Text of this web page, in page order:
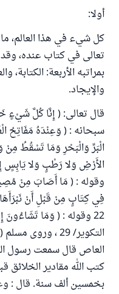
أولا:
كل شيء في هذا العالم،
تعالى في كتاب عنده،
بمراتبه الأربعة: الكتابة،
والإيجاد.
سبحانه : ( وَعِنْدَهُ مَفَاتِحُ
الْبَرِّ وَالْبَحْرِ وَمَا تَسْقُطُ مِنْ
وقوله : ( مَا أَصَابَ مِنْ
فِي كِتَابٍ مِنْ قَبْلِ أَنْ
22 وقوله : ( وَمَا تَشَاءُونَ
العاص قال سمعت رسول
كتب الله مقادير
بخمسين ألف سنة. قال :